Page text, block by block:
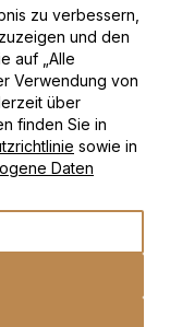
zu verbessern,
und den
auf „Alle
Verwendung von
über
finden Sie in
sowie in
Daten